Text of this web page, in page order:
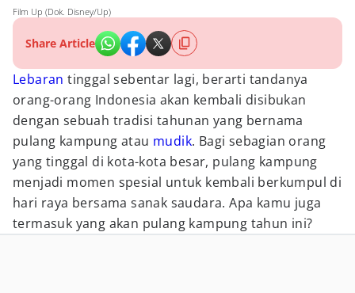
Film Up (Dok. Disney/Up)
Share Article
Lebaran tinggal sebentar lagi, berarti tandanya
orang-orang Indonesia akan kembali disibukan
dengan sebuah tradisi tahunan yang bernama
pulang kampung atau mudik. Bagi sebagian orang
yang tinggal di kota-kota besar, pulang kampung
menjadi momen spesial untuk kembali berkumpul di
hari raya bersama sanak saudara. Apa kamu juga
termasuk yang akan pulang kampung tahun ini?